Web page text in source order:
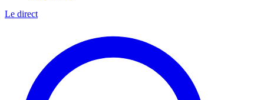
Le direct